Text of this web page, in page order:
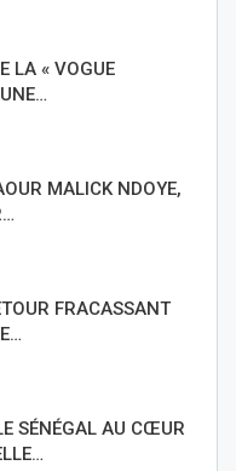
LA « VOGUE
MALICK NDOYE,
FRACASSANT
SÉNÉGAL AU CŒUR